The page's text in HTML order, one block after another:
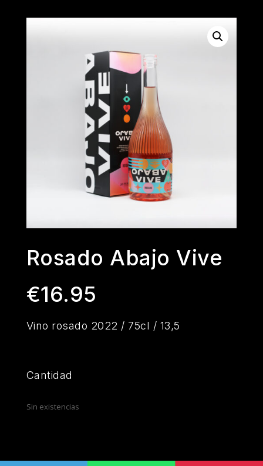
Rosado Abajo Vive
€16.95
Vino rosado 2022 / 75cl / 13,5
Cantidad
Sin existencias